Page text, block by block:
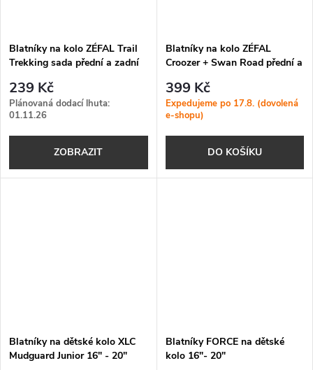
Blatníky na kolo ZÉFAL Trail
Trekking sada přední a zadní
239 Kč
Plánovaná dodací lhuta:
01.11.26
ZOBRAZIT
Blatníky na kolo ZÉFAL
Croozer + Swan Road přední a
399 Kč
Expedujeme po 17.8. (dovolená
e-shopu)
DO KOŠÍKU
Blatníky na dětské kolo XLC
Mudguard Junior 16" - 20"
Blatníky FORCE na dětské
kolo 16"- 20"